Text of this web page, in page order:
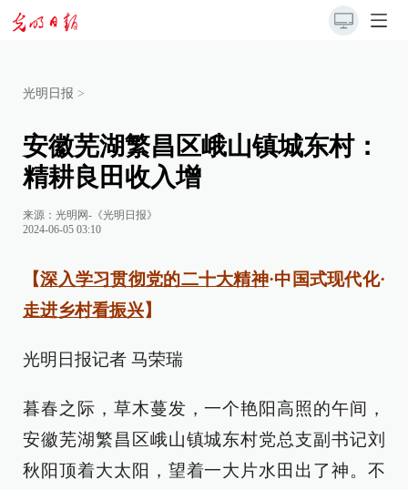
光明日报 >
安徽芜湖繁昌区峨山镇城东村：
精耕良田收入增
来源： 光明网-《光明日报》
2024-06-05 03:10
【深入学习贯彻党的二十大精神·中国式现代化·
走进乡村看振兴】
光明日报记者 马荣瑞
暮春之际，草木蔓发，一个艳阳高照的午间，
安徽芜湖繁昌区峨山镇城东村党总支副书记刘
秋阳顶着大太阳，望着一大片水田出了神。不